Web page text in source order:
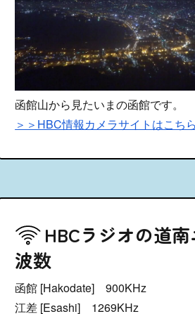
函館山から見たいまの函館です。
＞＞HBC情報カメラサイトはこちら
HBCラジオの道
波数
函館 [Hakodate] 900KHz
江差 [Esashi] 1269KHz